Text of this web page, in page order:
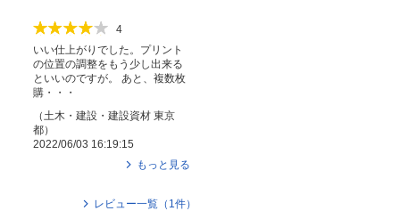
4
いい仕上がりでした。プリント
の位置の調整をもう少し出来る
といいのですが。 あと、複数枚
購・・・
（ 土木・建設・建設資材 東京
都）
2022/06/03 16:19:15
もっと見る
レビュー一覧（ 1 件）